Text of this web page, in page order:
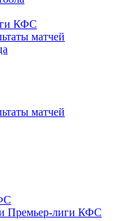
КФС
матчей
матчей
Премьер-лиги КФС